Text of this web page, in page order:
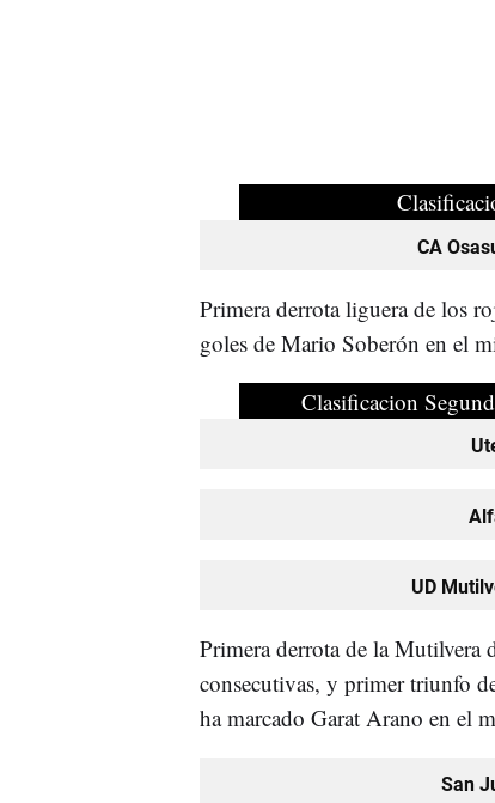
CA
Primera derrota liguera de los
goles de Mario Soberón en el
Clasificacion
UD
Primera derrota de la Mutilvera
consecutivas, y primer triunfo
ha marcado Garat Arano en el
San